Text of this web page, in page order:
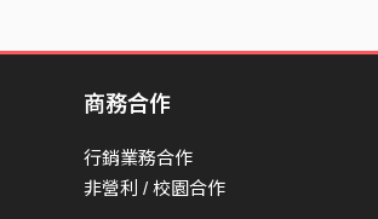
商務合作
行銷業務合作
非營利 / 校園合作